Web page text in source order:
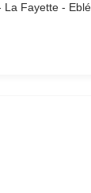
Fayette -